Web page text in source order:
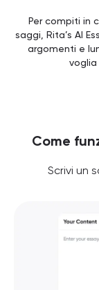
Per compiti in
saggi, Rita’s AI
argomenti e
voglia
Come
Scrivi un